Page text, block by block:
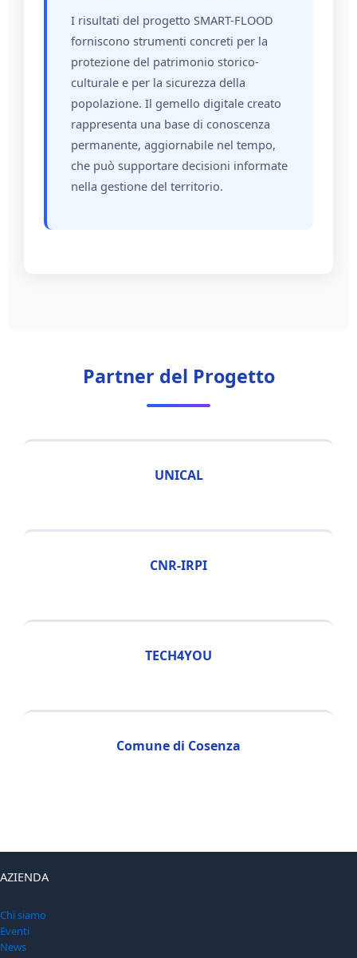
I risultati del progetto SMART-FLOOD
forniscono strumenti concreti per la
protezione del patrimonio storico-
culturale e per la sicurezza della
popolazione. Il gemello digitale creato
rappresenta una base di conoscenza
permanente, aggiornabile nel tempo,
che può supportare decisioni informate
nella gestione del territorio.
Partner del Progetto
UNICAL
CNR-IRPI
TECH4YOU
Comune di Cosenza
AZIENDA
Chi siamo
Eventi
News